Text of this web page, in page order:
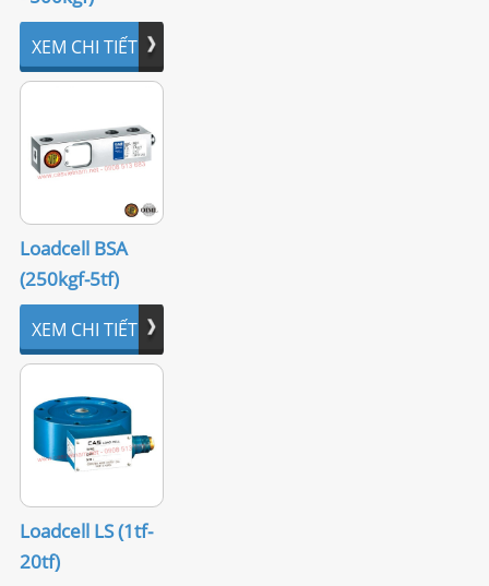
XEM CHI TIẾT
Loadcell BSA
(250kgf-5tf)
XEM CHI TIẾT
Loadcell LS (1tf-
20tf)